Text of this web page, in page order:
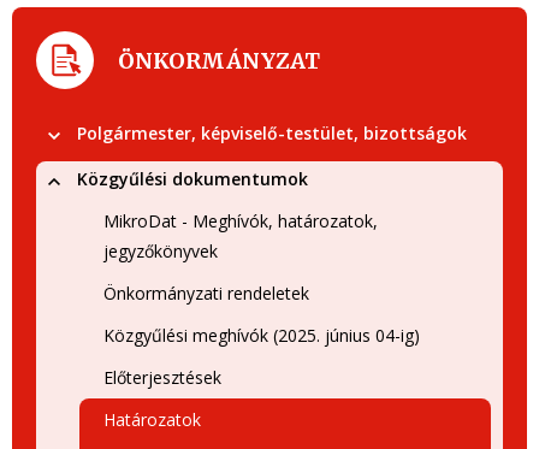
ÖNKORMÁNYZAT
Polgármester, képviselő-testület, bizottságok
Közgyűlési dokumentumok
MikroDat - Meghívók, határozatok,
jegyzőkönyvek
Önkormányzati rendeletek
Közgyűlési meghívók (2025. június 04-ig)
Előterjesztések
Határozatok